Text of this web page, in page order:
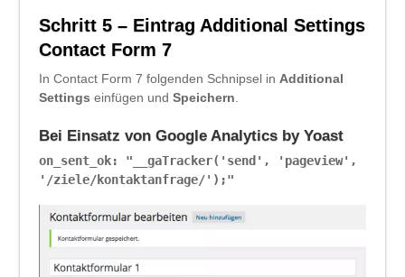
Schritt 5 – Eintrag Additional Settings
Contact Form 7
In Contact Form 7 folgenden Schnipsel in Additional
Settings einfügen und Speichern
Bei Einsatz von Google Analytics by Yoast
on_sent_ok: "__gaTracker('send', 'pageview',
'/ziele/kontaktanfrage/');"